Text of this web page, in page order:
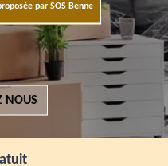
par SOS Benne
NOUS